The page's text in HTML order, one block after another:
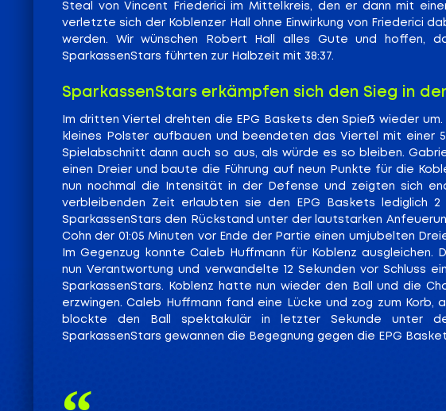
Steal von Vincent Friederici im Mittelkreis, den er dann mit
verletzte sich der Koblenzer Hall ohne Einwirkung von Friederici
werden. Wir wünschen Robert Hall alles Gute und hoffen,
SparkassenStars führten zur Halbzeit mit 38:37.
SparkassenStars erkämpfen sich den Sieg in
Im dritten Viertel drehten die EPG Baskets den Spieß wieder um.
kleines Polster aufbauen und beendeten das Viertel mit einer
Spielabschnitt dann auch so aus, als würde es so bleiben.
einen Dreier und baute die Führung auf neun Punkte für die
nun nochmal die Intensität in der Defense und zeigten sich
verbleibenden Zeit erlaubten sie den EPG Baskets lediglich
SparkassenStars den Rückstand unter der lautstarken
Cohn der 01:05 Minuten vor Ende der Partie einen umjubelten
Im Gegenzug konnte Caleb Huffmann für Koblenz ausgleichen.
nun Verantwortung und verwandelte 12 Sekunden vor Schluss
SparkassenStars. Koblenz hatte nun wieder den Ball und die
erzwingen. Caleb Huffmann fand eine Lücke und zog zum Korb,
blockte den Ball spektakulär in letzter Sekunde unter
SparkassenStars gewannen die Begegnung gegen die EPG